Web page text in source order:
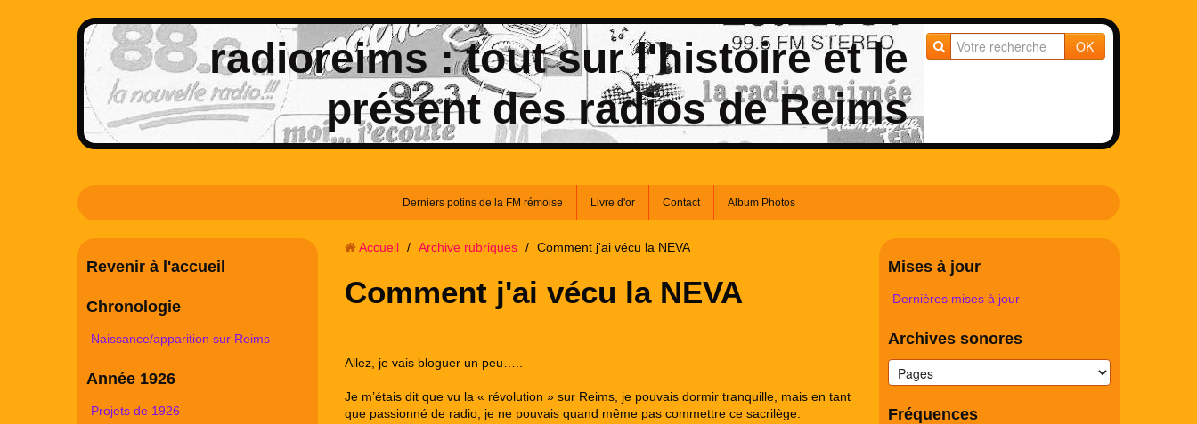
OK
radioreims : tout sur l'histoire et le
présent des radios de Reims
Derniers potins de la FM rémoise Livre d'or Contact Album Photos
Revenir à l'accueil
Chronologie
Naissance/apparition sur Reims
Année 1926
Projets de 1926
Accueil / Archive rubriques / Comment j'ai vécu la NEVA
Comment j'ai vécu la NEVA
Allez, je vais bloguer un peu…..
Je m’étais dit que vu la « révolution » sur Reims, je pouvais dormir tranquille, mais en tant
que passionné de radio, je ne pouvais quand même pas commettre ce sacrilège.
Mises à jour
Dernières mises à jour
Archives sonores
Fréquences